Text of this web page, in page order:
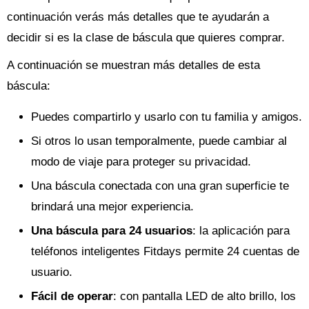
continuación verás más detalles que te ayudarán a
decidir si es la clase de báscula que quieres comprar.
A continuación se muestran más detalles de esta
báscula:
Puedes compartirlo y usarlo con tu familia y amigos.
Si otros lo usan temporalmente, puede cambiar al
modo de viaje para proteger su privacidad.
Una báscula conectada con una gran superficie te
brindará una mejor experiencia.
Una báscula para 24 usuarios: la aplicación para
teléfonos inteligentes Fitdays permite 24 cuentas de
usuario.
Fácil de operar: con pantalla LED de alto brillo, los